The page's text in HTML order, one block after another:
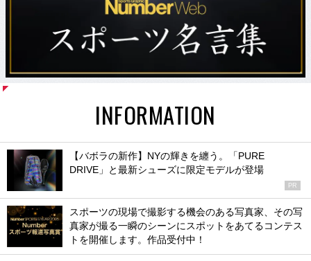
INFORMATION
【バボラの新作】NYの輝きを纏う。「PURE
DRIVE」と最新シューズに限定モデルが登場
PR
スポーツの現場で撮影する機会のある写真家、その写
真家が撮る一瞬のシーンにスポットをあてるコンテス
トを開催します。作品受付中！